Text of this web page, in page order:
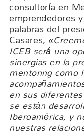
consultoría en
emprendedores
palabras del
Casares,
ICEB será una
sinergias en la
mentoring como
en sus
se están
Iberoamérica, y
nuestras